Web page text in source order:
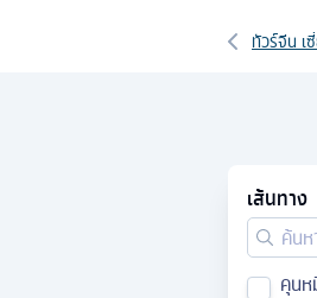
เส้นทางที่เ
ทัวร์จีน เ
เส้นทาง
คุนห